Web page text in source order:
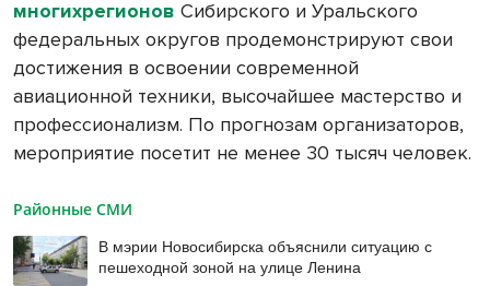
многихрегионов Сибирского и Уральского
федеральных округов продемонстрируют свои
достижения в освоении современной
авиационной техники, высочайшее мастерство и
профессионализм. По прогнозам организаторов,
мероприятие посетит не менее 30 тысяч человек.
Районные СМИ
В мэрии Новосибирска объяснили ситуацию с
пешеходной зоной на улице Ленина